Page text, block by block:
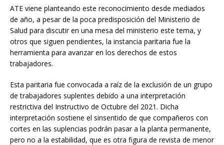
ATE viene planteando este reconocimiento desde mediados
de año, a pesar de la poca predisposición del Ministerio de
Salud para discutir en una mesa del ministerio este tema, y
otros que siguen pendientes, la instancia paritaria fue la
herramienta para avanzar en los derechos de estos
trabajadores.
Esta paritaria fue convocada a raíz de la exclusión de un grupo
de trabajadores suplentes debido a una interpretación
restrictiva del Instructivo de Octubre del 2021. Dicha
interpretación sostiene el sinsentido de que compañeros con
cortes en las suplencias podrán pasar a la planta permanente,
pero no a la estabilidad, que es otra figura de revista de menor